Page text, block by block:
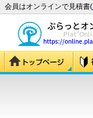
会員はオンラインで見積書(